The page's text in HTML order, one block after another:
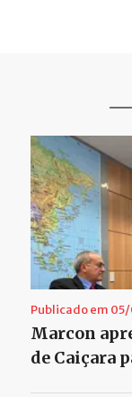
Publicado em 05/
Marcon
de Caiçara